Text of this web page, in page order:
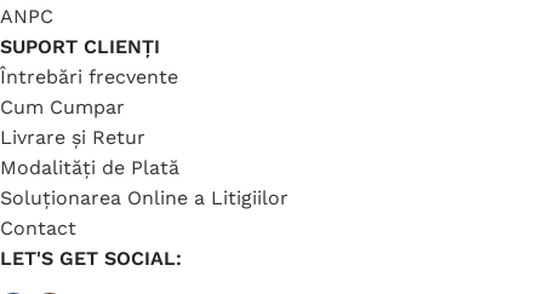
ANPC
SUPORT CLIENȚI
Întrebări frecvente
Cum Cumpar
Livrare și Retur
Modalități de Plată
Soluționarea Online a Litigiilor
Contact
LET'S GET SOCIAL: